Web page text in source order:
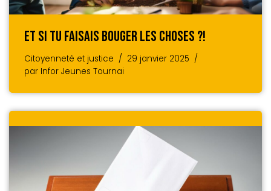
Et Si Tu Faisais Bouger Les Choses ?!
Citoyenneté et justice
29 janvier 2025
par Infor Jeunes Tournai